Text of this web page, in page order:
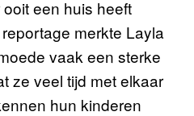
een huis heeft
merkte Layla
vaak een sterke
ze veel tijd met elkaar
hun kinderen